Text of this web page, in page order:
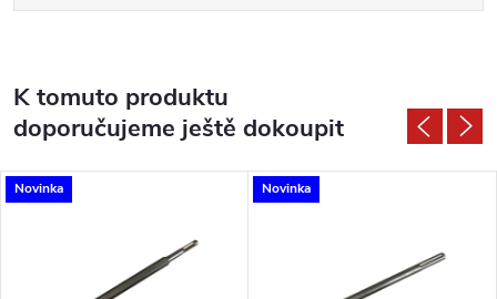
K tomuto produktu
doporučujeme ještě dokoupit
Novinka Novinka